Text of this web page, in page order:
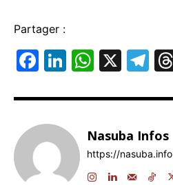
Partager :
F
c
e
b
o
Li
k
e
dI
n
W
at
s
A
p
X
T
e
gr
a
m
Nasuba Infos
https://nasuba.info